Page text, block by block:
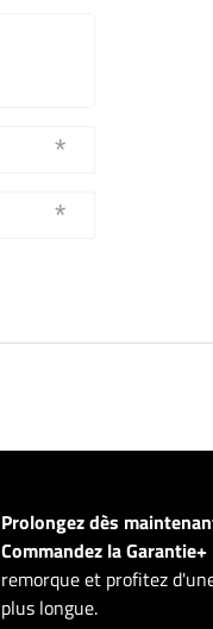
Prolongez dès
Commandez la Garantie+
remorque et profitez
plus longue.